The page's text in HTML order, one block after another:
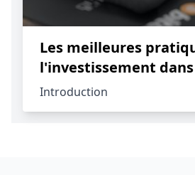
Les meilleures
l'investissement dans
Introduction